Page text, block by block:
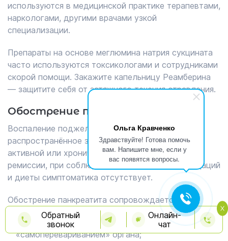
Ольга Кравченко
Здравствуйте! Готова помочь
вам. Напишите мне, если у
вас появятся вопросы.
используются в медицинской практике терапевтами,
наркологами, другими врачами узкой
специализации.
Препараты на основе меглюмина натрия сукцината
часто используются токсикологами и сотрудниками
скорой помощи. Закажите капельницу Реамберина
— защитите себя от затяжного течения отравления.
Обострение панкреатита
Воспаление поджелудочной железы —
распространённое заболевание, протекающее в
активной или хронической форме. На стадии
ремиссии, при соблюдении врачебных рекомендаций
и диеты симптоматика отсутствует.
Обострение панкреатита сопровождается:
активацией пищеварительных ферментов,
«самоперевариванием» органа;
Обратный
звонок
Онлайн-
чат